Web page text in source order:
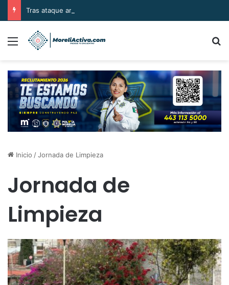
Menú
Inicio /Jornada de Limpieza
Jornada de
Limpieza